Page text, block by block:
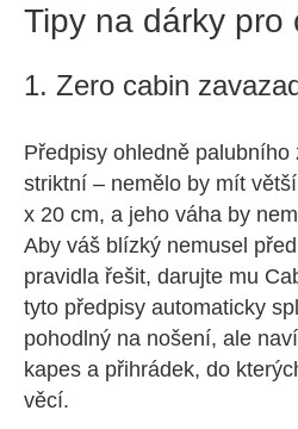
Tipy na dárky pro
1. Zero cabin
Předpisy ohledně
striktní – nemělo by mít
x 20 cm, a jeho váha by
Aby váš blízký nemusel
pravidla řešit, darujte mu
tyto předpisy automaticky
pohodlný na nošení, ale
kapes a přihrádek, do
věcí.